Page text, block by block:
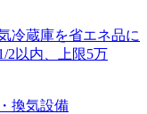
冷蔵庫を省エネ品に
2以内、上限5万
換気設備